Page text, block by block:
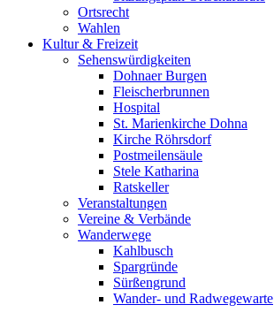
Ortsrecht
Wahlen
Kultur & Freizeit
Sehenswürdigkeiten
Dohnaer Burgen
Fleischerbrunnen
Hospital
St. Marienkirche Dohna
Kirche Röhrsdorf
Postmeilensäule
Stele Katharina
Ratskeller
Veranstaltungen
Vereine & Verbände
Wanderwege
Kahlbusch
Spargründe
Sürßengrund
Wander- und Radwegewarte